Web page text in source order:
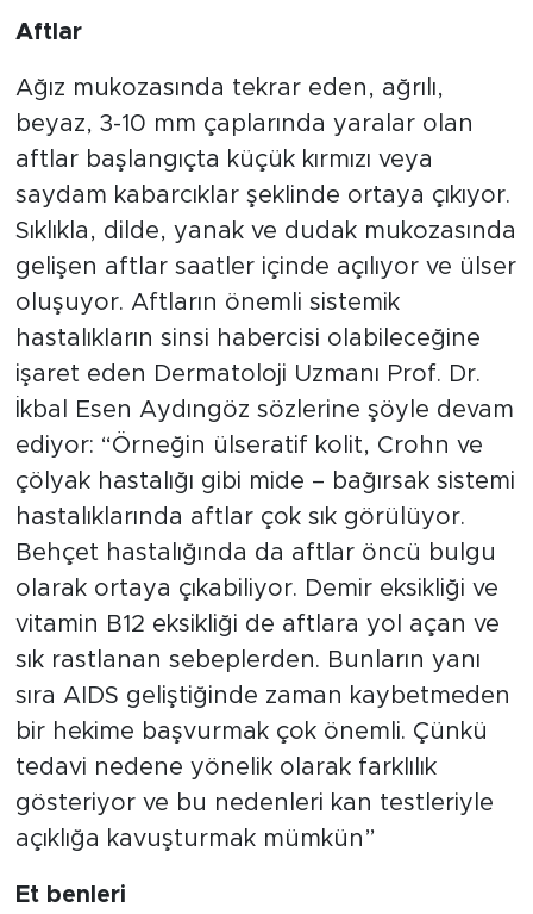
Aftlar
Ağız mukozasında tekrar eden, ağrılı,
beyaz, 3-10 mm çaplarında yaralar olan
aftlar başlangıçta küçük kırmızı veya
saydam kabarcıklar şeklinde ortaya çıkıyor.
Sıklıkla, dilde, yanak ve dudak mukozasında
gelişen aftlar saatler içinde açılıyor ve ülser
oluşuyor. Aftların önemli sistemik
hastalıkların sinsi habercisi olabileceğine
işaret eden Dermatoloji Uzmanı Prof. Dr.
İkbal Esen Aydıngöz sözlerine şöyle devam
ediyor: “Örneğin ülseratif kolit, Crohn ve
çölyak hastalığı gibi mide – bağırsak sistemi
hastalıklarında aftlar çok sık görülüyor.
Behçet hastalığında da aftlar öncü bulgu
olarak ortaya çıkabiliyor. Demir eksikliği ve
vitamin B12 eksikliği de aftlara yol açan ve
sık rastlanan sebeplerden. Bunların yanı
sıra AIDS geliştiğinde zaman kaybetmeden
bir hekime başvurmak çok önemli. Çünkü
tedavi nedene yönelik olarak farklılık
gösteriyor ve bu nedenleri kan testleriyle
açıklığa kavuşturmak mümkün”
Et benleri